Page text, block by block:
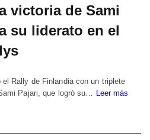
victoria de Sami
su liderato en el
Rally de Finlandia con un triplete
Pajari, que logró su… Leer más